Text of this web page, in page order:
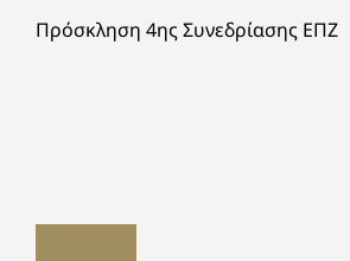
Πρόσκληση 4ης Συνεδρίασης ΕΠΖ